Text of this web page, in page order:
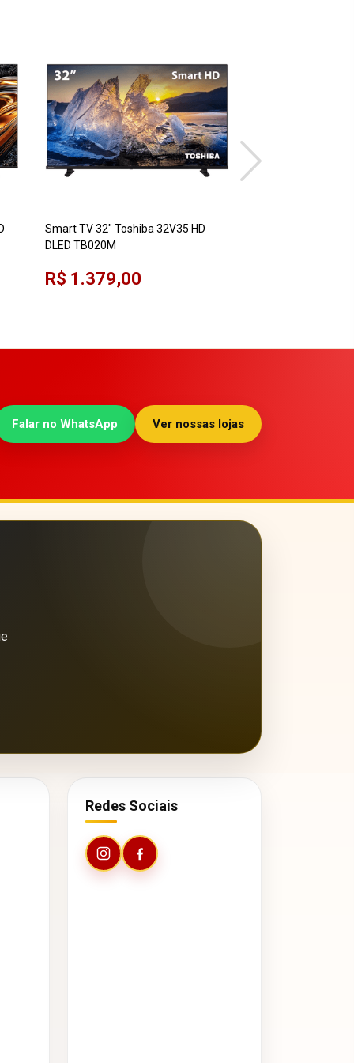
Smart TV 32" Toshiba 32V35 HD
DLED TB020M
R$ 1.379,00
Falar no WhatsApp Ver nossas lojas
Redes Sociais